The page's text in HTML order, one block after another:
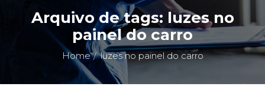
Arquivo de tags: luzes no
painel do carro
Home luzes no painel do carro